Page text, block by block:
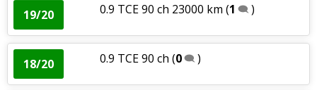
19/20 0.9 TCE 90 ch 23000 km (1 )
18/20 0.9 TCE 90 ch (0 )